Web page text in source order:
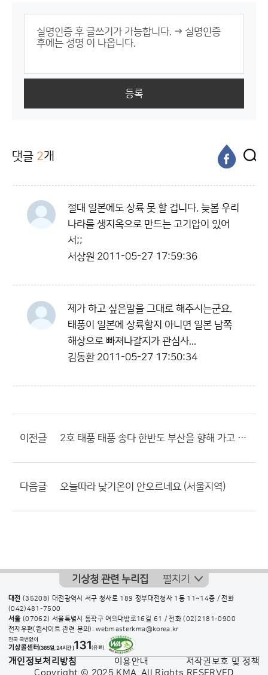
등록
댓글 2개
절대 일본에도 상륙 못 할 겁니다. 늦봄 우리
나라를 생지옥으로 만드는 고기압이 있어
서;;
서상원 2011-05-27 17:59:36
제가 하고 싶은말을 그대로 해주시는군요.
태풍이 일본에 상륙할지 아니면 일본 남쪽
해상으로 빠져나갈지가 관심사...
김동환 2011-05-27 17:50:34
이전글 2호 태풍 태풍 송다 한반도 부산을 향해 가고 있습니다. 확실한건 아님
다음글 오늘따라 낮기온이 안오르네요 (서울지역)
기상청 관련 누리집 펼치기
대전 (35208) 대전광역시 서구 청사로 189 정부대전청사 1동 11~14층 / 전화
(042)481-7500
서울 (07062) 서울특별시 동작구 여의대방로16길 61 / 전화(02)2181-0900
전자우편(웹사이트 관련 문의): webmasterkma@korea.kr
개인정보처리방침 이용안내
저작권보호 및 정책
Copyright © 2025 KMA. All Rights RESERVED